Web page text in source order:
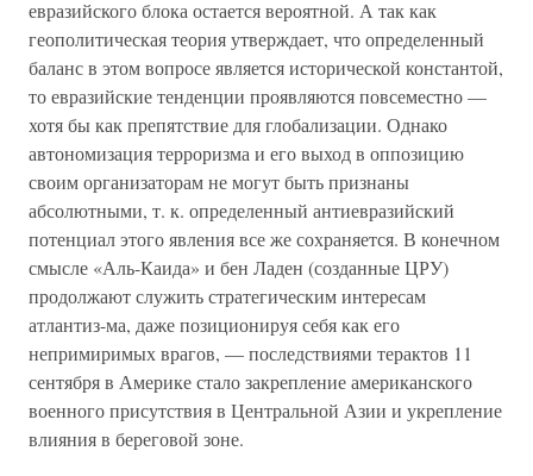
евразийского блока остается вероятной. А так как
геополитическая теория утверждает, что определенный
баланс в этом вопросе является исторической константой,
то евразийские тенденции проявляются повсеместно —
хотя бы как препятствие для глобализации. Однако
автономизация терроризма и его выход в оппозицию
своим организаторам не могут быть признаны
абсолютными, т. к. определенный антиевразийский
потенциал этого явления все же сохраняется. В конечном
смысле «Аль-Каида» и бен Ладен (созданные ЦРУ)
продолжают служить стратегическим интересам
атлантиз-ма, даже позиционируя себя как его
непримиримых врагов, — последствиями терактов 11
сентября в Америке стало закрепление американского
военного присутствия в Центральной Азии и укрепление
влияния в береговой зоне.